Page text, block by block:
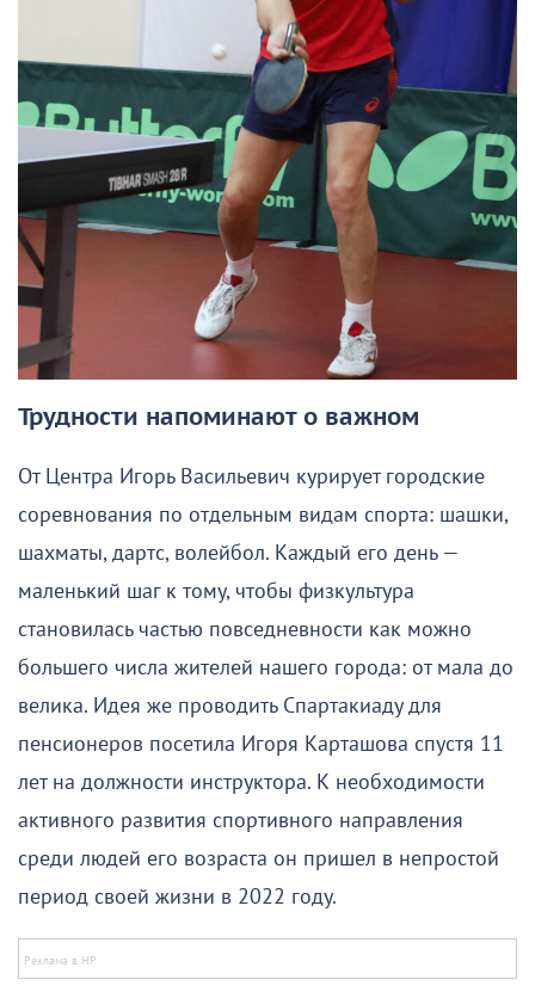
Трудности напоминают о важном
От Центра Игорь Васильевич курирует городские
соревнования по отдельным видам спорта: шашки,
шахматы, дартс, волейбол. Каждый его день —
маленький шаг к тому, чтобы физкультура
становилась частью повседневности как можно
большего числа жителей нашего города: от мала до
велика. Идея же проводить Спартакиаду для
пенсионеров посетила Игоря Карташова спустя 11
лет на должности инструктора. К необходимости
активного развития спортивного направления
среди людей его возраста он пришел в непростой
период своей жизни в 2022 году.